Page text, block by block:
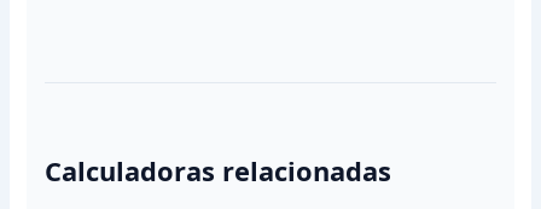
Calculadoras relacionadas